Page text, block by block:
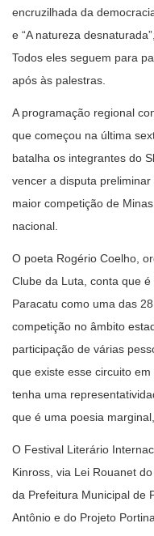
encruzilhada da
e “A natureza
Todos eles seguem para
após às palestras.
A programação regional
que começou na última
batalha os integrantes do
vencer a disputa
maior competição de
nacional.
O poeta Rogério Coelho,
Clube da Luta, conta que
Paracatu como uma das
competição no âmbito
participação de várias
que existe esse circuito
tenha uma
que é uma poesia marginal,
O Festival Literário
Kinross, via Lei Rouanet
da Prefeitura Municipal de
Antônio e do Projeto